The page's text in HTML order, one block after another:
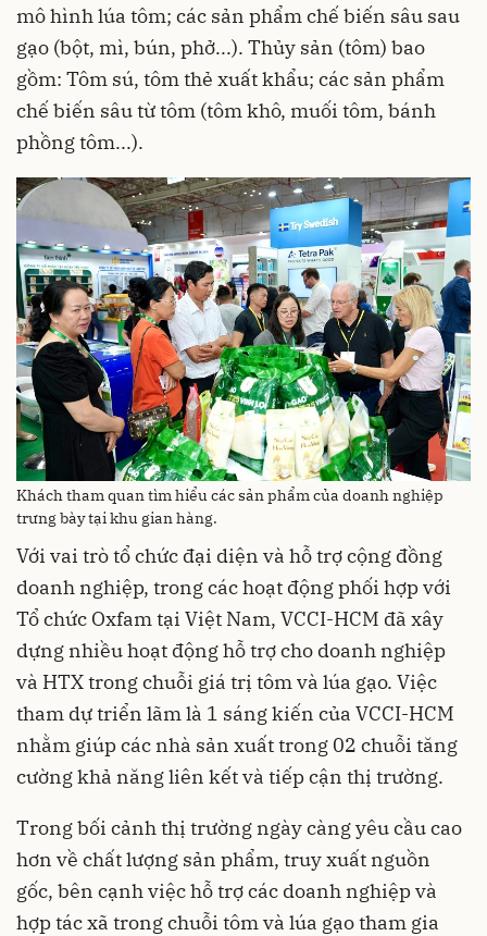
mô hình lúa tôm; các sản phẩm chế biến sâu sau
gạo (bột, mì, bún, phở...). Thủy sản (tôm) bao
gồm: Tôm sú, tôm thẻ xuất khẩu; các sản phẩm
chế biến sâu từ tôm (tôm khô, muối tôm, bánh
phồng tôm...).
Khách tham quan tìm hiểu các sản phẩm của doanh nghiệp
trưng bày tại khu gian hàng.
Với vai trò tổ chức đại diện và hỗ trợ cộng đồng
doanh nghiệp, trong các hoạt động phối hợp với
Tổ chức Oxfam tại Việt Nam, VCCI-HCM đã xây
dựng nhiều hoạt động hỗ trợ cho doanh nghiệp
và HTX trong chuỗi giá trị tôm và lúa gạo. Việc
tham dự triển lãm là 1 sáng kiến của VCCI-HCM
nhằm giúp các nhà sản xuất trong 02 chuỗi tăng
cường khả năng liên kết và tiếp cận thị trường.
Trong bối cảnh thị trường ngày càng yêu cầu cao
hơn về chất lượng sản phẩm, truy xuất nguồn
gốc, bên cạnh việc hỗ trợ các doanh nghiệp và
hợp tác xã trong chuỗi tôm và lúa gạo tham gia